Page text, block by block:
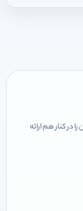
در کنار هم ارائه